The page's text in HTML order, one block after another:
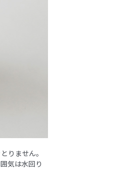
りません。
気は水回り